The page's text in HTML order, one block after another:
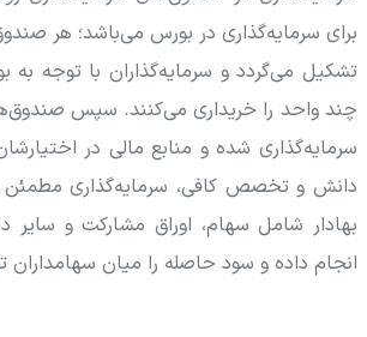
برای سرمایه‌گذاری در بورس می‌باشد؛ هر
تشکیل می‌گردد و سرمایه‌گذاران با
چند واحد را خریداری می‌کنند.
سرمایه‌گذاری شده و
بهادار شامل سهام، اوراق مشارکت و سایر
انجام داده و سود حاصله را میان سهامداران